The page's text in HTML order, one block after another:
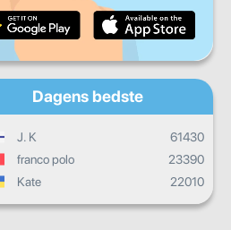
fremgang
Dagens bedste
J. K
61430
franco polo
23390
Kate 22010